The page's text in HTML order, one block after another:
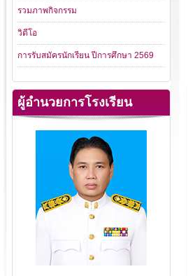
รวมภาพกิจกรรม
วิดีโอ
การรับสมัครนักเรียน ปีการศึกษา 2569
ผู้อำนวยการโรงเรียน